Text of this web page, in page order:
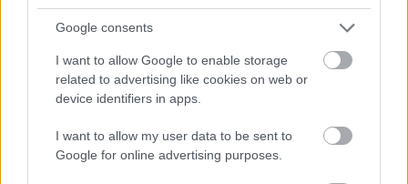
Google consents
I want to allow Google to enable storage
related to advertising like cookies on web or
device identifiers in apps.
I want to allow my user data to be sent to
Google for online advertising purposes.
A Formula E-ben a költségkorlátozást a 2022-23-
as szezonban vezették be, az első évben a
Jaguart és a Nissant is vétkesnek találták a limit
túllépésében, őket akkor pénzbírság mellett a